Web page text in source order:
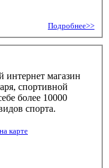
Подробнее>>
магазин
спортивной
более 10000
спорта.
на карте